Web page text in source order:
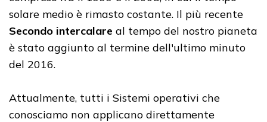
solare medio è rimasto costante. Il più recente
Secondo intercalare al tempo del nostro pianeta
è stato aggiunto al termine dell'ultimo minuto
del 2016.
Attualmente, tutti i Sistemi operativi che
conosciamo non applicano direttamente